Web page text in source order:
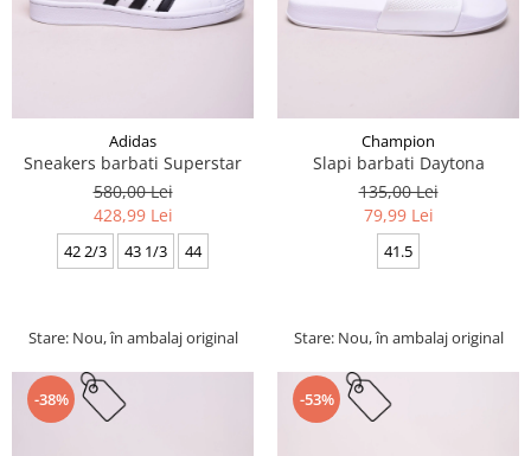
Adidas
Sneakers barbati Superstar
580,00 Lei
428,99 Lei
42 2/3 43 1/3 44
Stare: Nou, în ambalaj original
Champion
Slapi barbati Daytona
135,00 Lei
79,99 Lei
41.5
Stare: Nou, în ambalaj original
-38% -53%